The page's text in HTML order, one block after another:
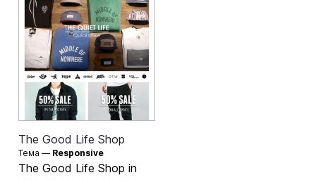
The Good Life Shop
Тема — Responsive
The Good Life Shop in